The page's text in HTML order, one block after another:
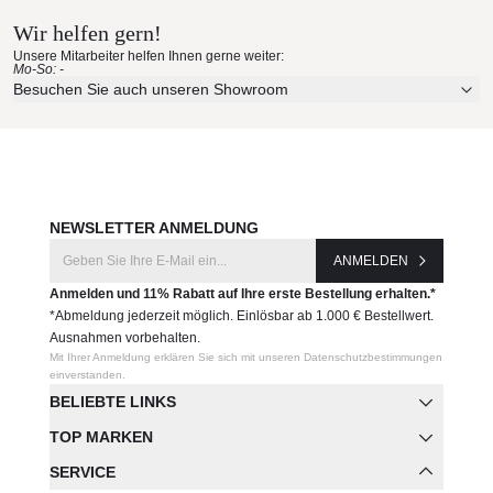
Hersteller:
Vondom
Erleben Sie unsere Stoffe und Materialien ganz in Ruhe in
Ihren eigenen vier Wänden.
Aktuelle Originalstoffe des Herstellers
Wir helfen gern!
Unsere Mitarbeiter helfen Ihnen gerne weiter:
Mo-So: -
Besuchen Sie auch unseren Showroom
BELIEBTE LINKS
TOP MARKEN
SERVICE
NEWSLETTER ANMELDUNG
ANMELDEN
Anmelden und 11% Rabatt auf Ihre erste Bestellung erhalten.*
*Abmeldung jederzeit möglich. Einlösbar ab 1.000 € Bestellwert.
Ausnahmen vorbehalten.
Mit Ihrer Anmeldung erklären Sie sich mit unseren Datenschutzbestimmungen
einverstanden.